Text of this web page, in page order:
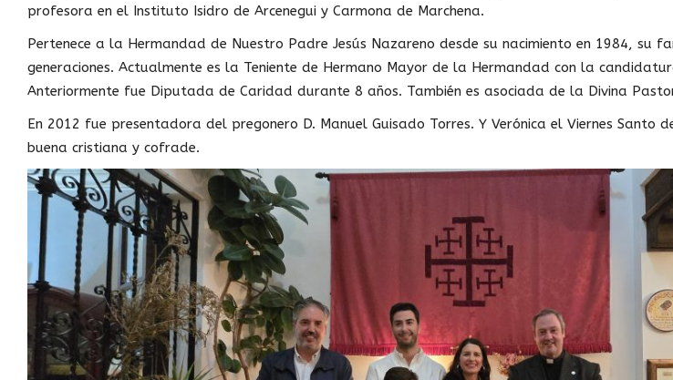
profesora en el Instituto Isidro de Arcenegui y Carmona de Marchena.
Pertenece a la Hermandad de Nuestro Padre Jesús Nazareno desde su nacimiento en 1984, su
generaciones. Actualmente es la Teniente de Hermano Mayor de la Hermandad con la
Anteriormente fue Diputada de Caridad durante 8 años. También es asociada de la Divina
En 2012 fue presentadora del pregonero D. Manuel Guisado Torres. Y Verónica el Viernes Santo
buena cristiana y cofrade.